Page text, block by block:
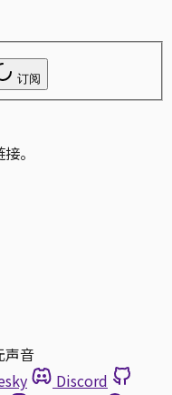
订阅
。
声音
Discord